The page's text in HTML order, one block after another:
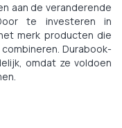
aan de veranderende
te investeren in
merk producten die
Durabook-
omdat ze voldoen